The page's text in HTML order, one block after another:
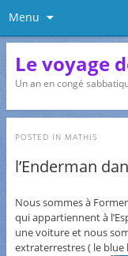
Menu
Le voyage
Un an en congé
POSTED IN MATHIS
l’Enderman
Nous sommes à
qui appartiennent à
une voiture et nous
extraterrestres ( le blue